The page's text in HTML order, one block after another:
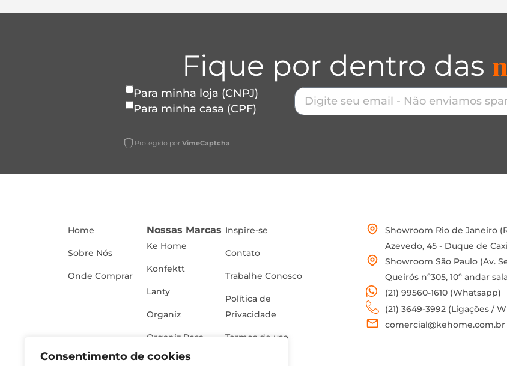
Consentimento de cookies
Fique por dentro das
Para minha loja (CNPJ)
Para minha casa (CPF)
Protegido por VimeCaptcha
Home
Sobre Nós
Onde Comprar
Nossas Marcas
Ke Home
Konfektt
Lanty
Organiz
Organiz Rosa
Inspire-se
Contato
Trabalhe Conosco
Política de
Privacidade
Termos de uso
Showroom Rio de Janeiro
Azevedo, 45 - Duque de
Showroom São Paulo (Av.
Queirós nº305, 10º andar
(21) 99560-1610 (Whatsapp)
(21) 3649-3992 (Ligações /
comercial@kehome.com.br